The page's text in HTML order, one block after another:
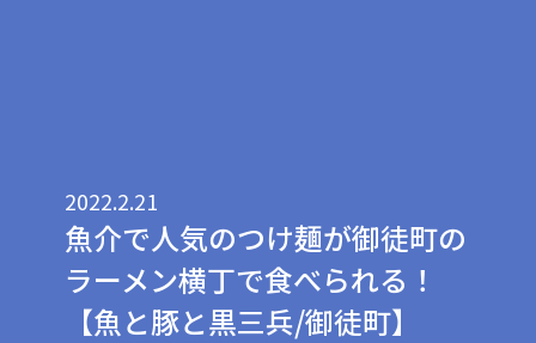
2022.2.21
魚介で人気のつけ麺が御徒町の
ラーメン横丁で食べられる！
【魚と豚と黒三兵/御徒町】